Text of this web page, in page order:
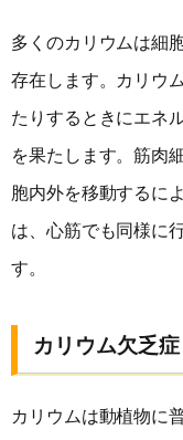
多くのカリウムは細
存在します。カリウ
たりするときにエネ
を果たします。筋肉
胞内外を移動するに
は、心筋でも同様に
す。
カリウム欠乏症
カリウムは動植物に